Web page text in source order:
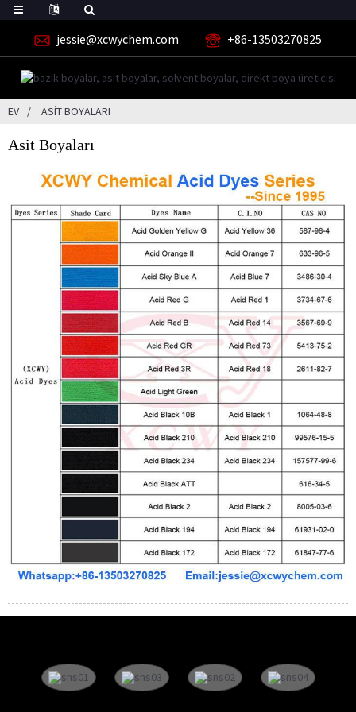
jessie@xcwychem.com +86-13503270825
EV ASIT BOYALARI
Asit Boyaları